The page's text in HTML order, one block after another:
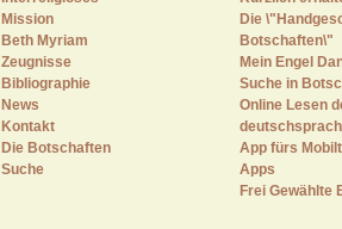
Mission
Beth Myriam
Zeugnisse
Bibliographie
News
Kontakt
Die Botschaften
Suche
Die
Botschaften\"
Mein Engel
Suche in
Online Lesen
App fürs
Apps
Frei Gewählte